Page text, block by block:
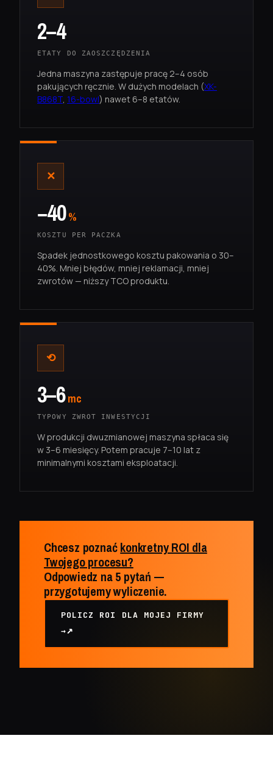
2–4
ETATY DO ZAOSZCZĘDZENIA
Jedna maszyna zastępuje pracę 2–4 osób
pakujących ręcznie. W dużych modelach (XK-
B868T, 16-bowl) nawet 6–8 etatów.
✕
−40 %
KOSZTU PER PACZKA
Spadek jednostkowego kosztu pakowania o 30–
40%. Mniej błędów, mniej reklamacji, mniej
zwrotów — niższy TCO produktu.
⟲
3–6 mc
TYPOWY ZWROT INWESTYCJI
W produkcji dwuzmianowej maszyna spłaca się
w 3–6 miesięcy. Potem pracuje 7–10 lat z
minimalnymi kosztami eksploatacji.
Chcesz poznaćkonkretny ROI dla
Twojego procesu?
Odpowiedz na 5 pytań —
przygotujemy wyliczenie.
POLICZ ROI DLA MOJEJ FIRMY
→